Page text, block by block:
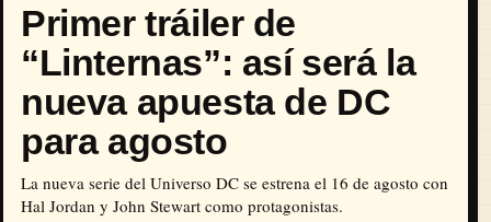
Primer tráiler de
“Linternas”: así será la
nueva apuesta de DC
para agosto
La nueva serie del Universo DC se estrena el 16 de agosto con
Hal Jordan y John Stewart como protagonistas.